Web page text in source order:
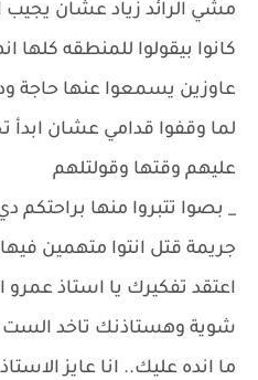
مشي الرائد زياد عشان يجيب
كانوا بيقولوا للمنطقه كلها
عاوزين يسمعوا عنها حاجة
لما وقفوا قدامي عشان
عليهم وقتها وقولتلهم
_ بصوا تتبروا منها
جريمة قتل انتوا متهمين
اعتقد تفكيرك يا استاذ
شوية وهستاذنك تاخد الست
ما انده عليك.. انا عايز